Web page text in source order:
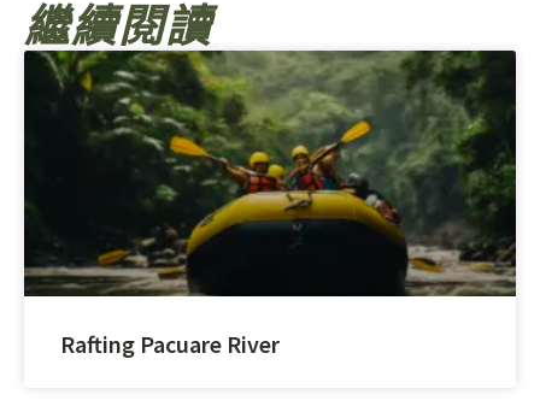
繼續閱讀
Rafting Pacuare River